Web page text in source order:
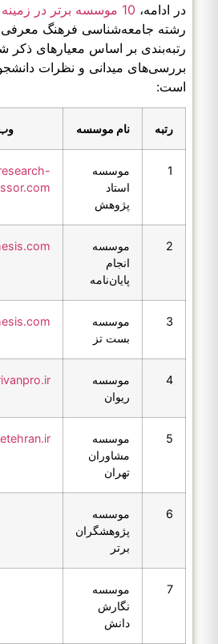
در ادامه، 10 موسسه برتر در زمینه انجام پایان‌نامه
رشته جامعه‌شناسی فرهنگ معرفی
رتبه‌بندی بر اساس معیارهای ذکر
بررسی‌های میدانی و نظرات
است:
رتبه نام موسسه
1
موسسه
استاد
پژوهش
2
موسسه
انجام
پایان‌نامه
3
موسسه
بست تز
4
موسسه
ریوان
5
موسسه
مشاوران
تهران
6
موسسه
پژوهشگران
برتر
7
موسسه
نگارش
دانش